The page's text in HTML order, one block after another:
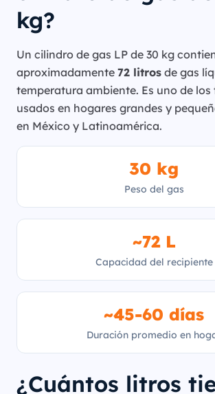
kg?
Un cilindro de gas LP de 30 kg
aproximadamente 72 litros de gas
temperatura ambiente. Es uno de
usados en hogares grandes y
en México y Latinoamérica.
30 kg
Peso del gas
~72 L
Capacidad del recipiente
~45-60 días
Duración promedio en
¿Cuántos litros